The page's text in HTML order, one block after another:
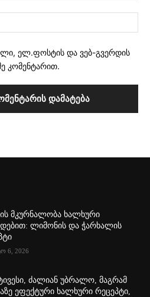
ელ.ფოსტის და ვებ-გვერდის
კომენტარით.
მკურნალობა ხალხური
ლიმონის და ჭარხალის
6, 2026
ძალიან უბრალო, მაგრამ
ეფექტური ხალხური რეცეპტი,